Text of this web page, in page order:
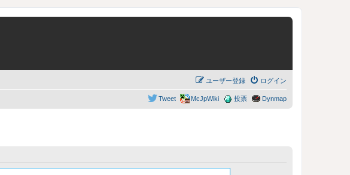
ログイン
ユーザー登録
Dynmap
投票
McJpWiki
Tweet